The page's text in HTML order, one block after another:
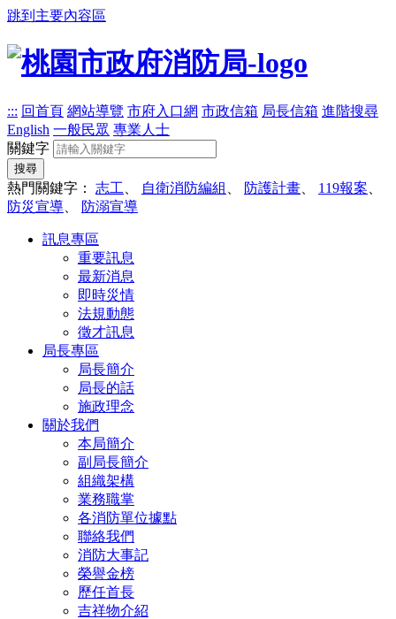
跳到主要內容區
::: 回首頁 網站導覽 市府入口網 市政信箱 局長信箱 進階搜尋
English 一般民眾 專業人士
關鍵字
搜尋
熱門關鍵字： 志工 自衛消防編組 防護計畫 119報案
防災宣導
防溺宣導
訊息專區
重要訊息
最新消息
即時災情
法規動態
徵才訊息
局長專區
局長簡介
局長的話
施政理念
關於我們
本局簡介
副局長簡介
組織架構
業務職掌
各消防單位據點
聯絡我們
消防大事記
榮譽金榜
歷任首長
吉祥物介紹